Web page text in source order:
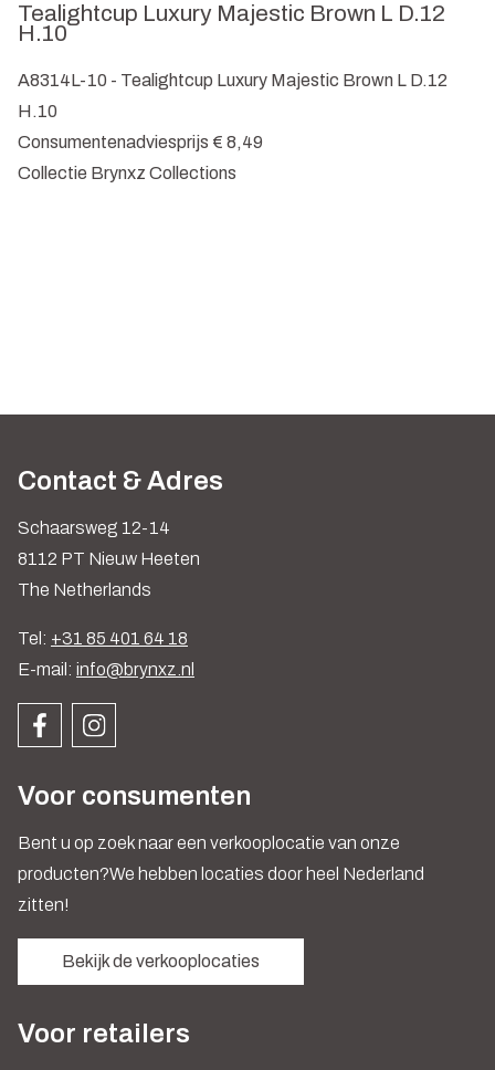
Tealightcup Luxury Majestic Brown L D.12
H.10
A8314L-10 - Tealightcup Luxury Majestic Brown L D.12
H.10
Consumentenadviesprijs € 8,49
Collectie Brynxz Collections
Contact & Adres
Schaarsweg 12-14
8112 PT Nieuw Heeten
The Netherlands
Tel: +31 85 401 64 18
E-mail: info@brynxz.nl
Voor consumenten
Bent u op zoek naar een verkooplocatie van onze
producten?We hebben locaties door heel Nederland
zitten!
Bekijk de verkooplocaties
Voor retailers